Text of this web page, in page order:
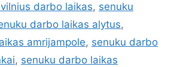
darbo laikas, senuku
darbo laikas alytus,
amrijampole, senuku darbo
, senuku darbo laikas